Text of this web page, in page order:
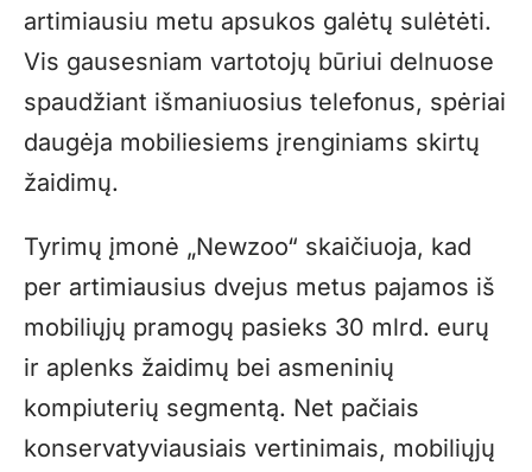
artimiausiu metu apsukos galėtų sulėtėti.
Vis gausesniam vartotojų būriui delnuose
spaudžiant išmaniuosius telefonus, spėriai
daugėja mobiliesiems įrenginiams skirtų
žaidimų.
Tyrimų įmonė „Newzoo“ skaičiuoja, kad
per artimiausius dvejus metus pajamos iš
mobiliųjų pramogų pasieks 30 mlrd. eurų
ir aplenks žaidimų bei asmeninių
kompiuterių segmentą. Net pačiais
konservatyviausiais vertinimais, mobiliųjų